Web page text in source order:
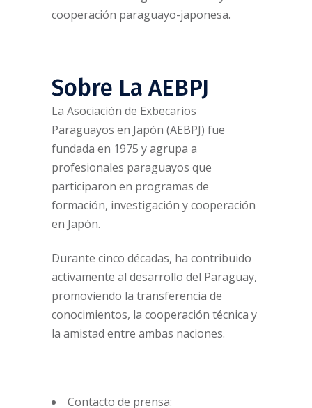
cooperación paraguayo-japonesa.
Sobre La AEBPJ
La Asociación de Exbecarios
Paraguayos en Japón (AEBPJ) fue
fundada en 1975 y agrupa a
profesionales paraguayos que
participaron en programas de
formación, investigación y cooperación
en Japón.
Durante cinco décadas, ha contribuido
activamente al desarrollo del Paraguay,
promoviendo la transferencia de
conocimientos, la cooperación técnica y
la amistad entre ambas naciones.
Contacto de prensa: